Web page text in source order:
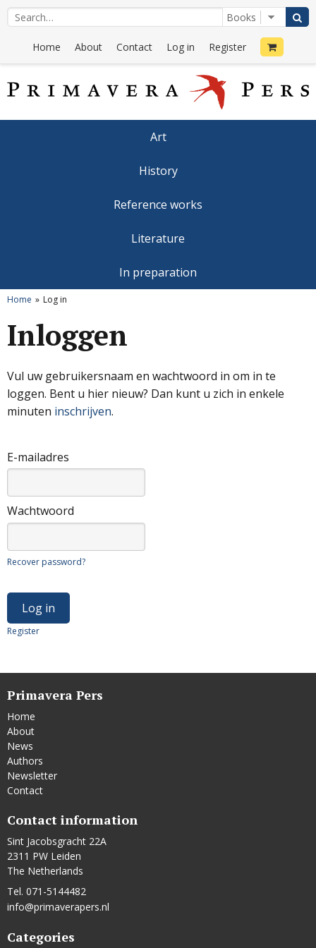
Home About Contact Log in Register
Art
History
Reference works
Literature
In preparation
Home Log in
Inloggen
Vul uw gebruikersnaam en wachtwoord in om in te
loggen. Bent u hier nieuw? Dan kunt u zich in enkele
minuten inschrijven.
E-mailadres
Wachtwoord
Recover password?
Register
Primavera Pers
Home
About
News
Authors
Newsletter
Contact
Contact information
Sint Jacobsgracht 22A
2311 PW Leiden
The Netherlands
Tel. 071-5144482
info@primaverapers.nl
Categories